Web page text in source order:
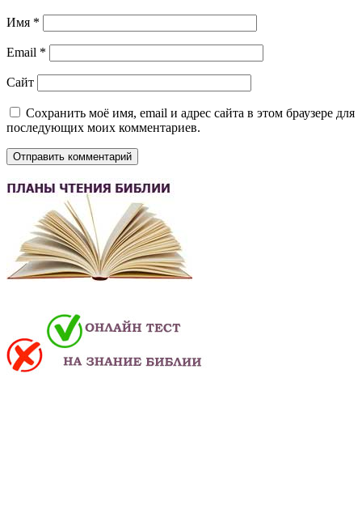
Имя *
Email *
Сайт
Сохранить моё имя, email и адрес сайта в этом браузере для
последующих моих комментариев.